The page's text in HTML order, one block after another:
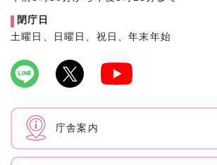
閉庁日
土曜日、日曜日、祝日、年末年始
庁舎案内